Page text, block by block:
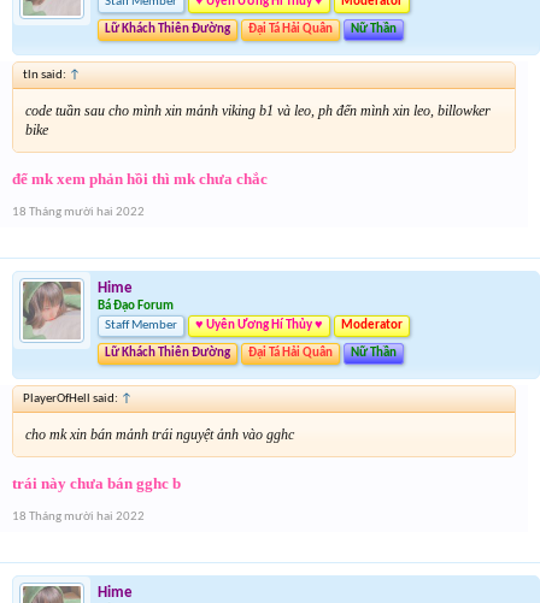
Lữ Khách Thiên Đường Đại Tá Hải Quân Nữ Thần
tln said: ↑
code tuần sau cho mình xin mảnh viking b1 và leo, ph đến mình xin leo, billowker
bike
để mk xem phản hồi thì mk chưa chắc
18 Tháng mười hai 2022
Hime
Bá Đạo Forum
Staff Member
♥ Uyên Ương Hí Thủy ♥ Moderator
Lữ Khách Thiên Đường Đại Tá Hải Quân Nữ Thần
PlayerOfHell said: ↑
cho mk xin bán mảnh trái nguyệt ảnh vào gghc
trái này chưa bán gghc b
18 Tháng mười hai 2022
Hime